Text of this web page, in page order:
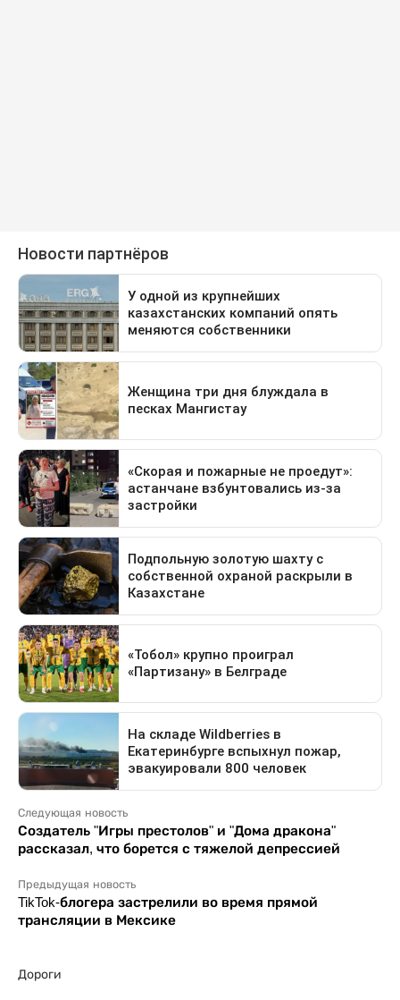
Следующая новость
Создатель "Игры престолов" и "Дома дракона"
рассказал, что борется с тяжелой депрессией
Предыдущая новость
TikTok-блогера застрелили во время прямой
трансляции в Мексике
Дороги